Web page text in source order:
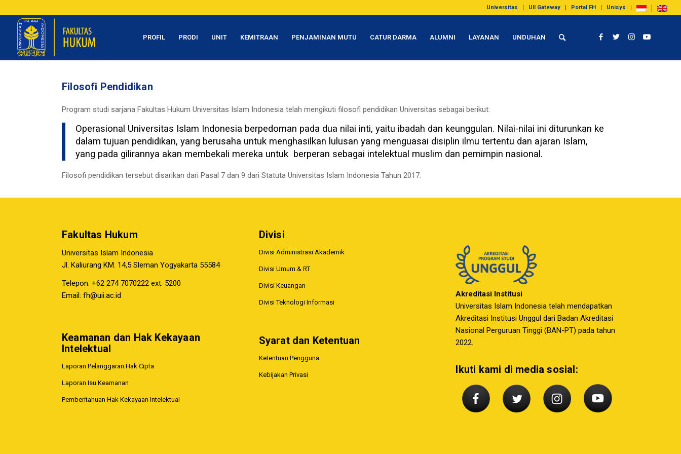
Universitas UII Gateway Portal FH Unisys
PROFIL PRODI UNIT KEMITRAAN PENJAMINAN MUTU CATUR DARMA ALUMNI LAYANAN UNDUHAN
Filosofi Pendidikan
Program studi sarjana Fakultas Hukum Universitas Islam Indonesia telah mengikuti filosofi pendidikan Universitas sebagai berikut:
Operasional Universitas Islam Indonesia berpedoman pada dua nilai inti, yaitu ibadah dan keunggulan. Nilai-nilai ini diturunkan ke
dalam tujuan pendidikan, yang berusaha untuk menghasilkan lulusan yang menguasai disiplin ilmu tertentu dan ajaran Islam,
yang pada gilirannya akan membekali mereka untuk berperan sebagai intelektual muslim dan pemimpin nasional.
Filosofi pendidikan tersebut disarikan dari Pasal 7 dan 9 dari Statuta Universitas Islam Indonesia Tahun 2017.
Fakultas Hukum
Universitas Islam Indonesia
Jl. Kaliurang KM. 14,5 Sleman Yogyakarta 55584
Telepon: +62 274 7070222 ext. 5200
Email: fh@uii.ac.id
Keamanan dan Hak Kekayaan
Intelektual
Laporan Pelanggaran Hak Cipta
Laporan Isu Keamanan
Pemberitahuan Hak Kekayaan Intelektual
Divisi
Divisi Administrasi Akademik
Divisi Umum & RT
Divisi Keuangan
Divisi Teknologi Informasi
Syarat dan Ketentuan
Ketentuan Pengguna
Kebijakan Privasi
Akreditasi Institusi
Universitas Islam Indonesia telah mendapatkan
Akreditasi Institusi Unggul dari Badan Akreditasi
Nasional Perguruan Tinggi (BAN-PT) pada tahun
2022.
Ikuti kami di media sosial: